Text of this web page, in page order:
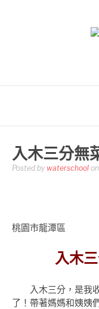
入木三分無
Posted by waterschool on
桃園市龍潭區
入木
入木三分，是我收
了！帶著媽媽和姨姨